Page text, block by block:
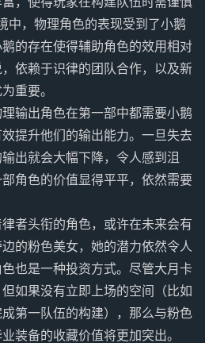
中，物理角色的表现受到了小鹅
的存在使得辅助角色的效用相对
依赖于识律的团队合作，以及新
重要。
输出角色在第一部中都需要小鹅
提升他们的输出能力。一旦失去
出就会大幅下降，令人感到沮
角色的价值显得平平，依然需要
者头衔的角色，或许在未来会有
的粉色美女，她的潜力依然令人
也是一种投资方式。尽管大月卡
如果没有立即上场的空间（比如
第一队伍的构建），那么与粉色
装备的收藏价值将更加突出。